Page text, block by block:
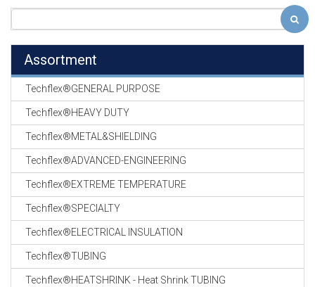
Assortment
Techflex®GENERAL PURPOSE
Techflex®HEAVY DUTY
Techflex®METAL&SHIELDING
Techflex®ADVANCED-ENGINEERING
Techflex®EXTREME TEMPERATURE
Techflex®SPECIALTY
Techflex®ELECTRICAL INSULATION
Techflex®TUBING
Techflex®HEATSHRINK - Heat Shrink TUBING